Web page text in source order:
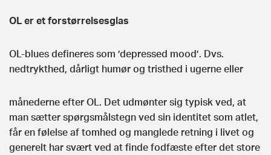
OL er et forstørrelsesglas
OL-blues defineres som ’depressed mood’. Dvs.
nedtrykthed, dårligt humør og tristhed i ugerne eller
månederne efter OL. Det udmønter sig typisk ved, at
man sætter spørgsmålstegn ved sin identitet som atlet,
får en følelse af tomhed og manglede retning i livet og
generelt har svært ved at finde fodfæste efter det store